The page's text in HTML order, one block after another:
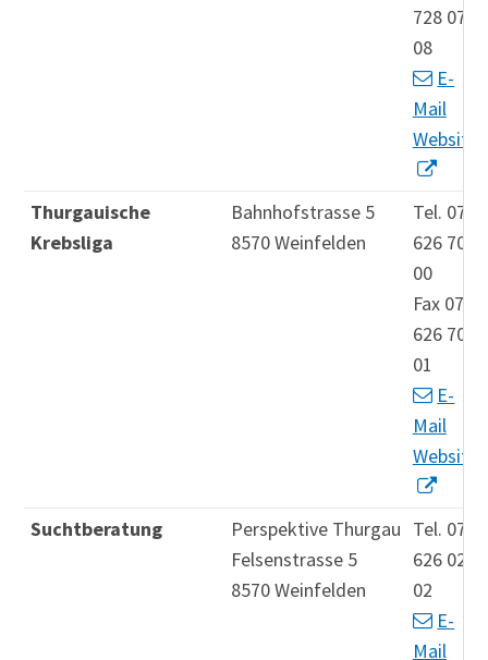
728 07
08
E-
Mail
Website
Thurgauische
Krebsliga
Bahnhofstrasse 5
8570 Weinfelden
Tel. 071
626 70
00
Fax 071
626 70
01
E-
Mail
Website
Suchtberatung
Perspektive Thurgau
Felsenstrasse 5
8570 Weinfelden
Tel. 071
626 02
02
E-
Mail